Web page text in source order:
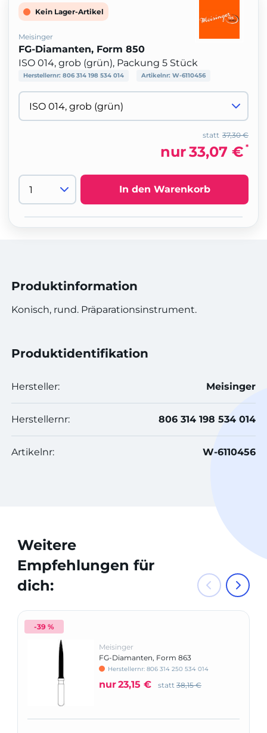
Kein Lager-Artikel
Meisinger
FG-Diamanten, Form 850
ISO 014, grob (grün), Packung 5 Stück
Herstellernr: 806 314 198 534 014 Artikelnr: W-6110456
37,30 €
statt
nur33,07 € *
In den Warenkorb
Produktinformation
Konisch, rund. Präparationsinstrument.
Produktidentifikation
Hersteller: Meisinger
Herstellernr: 806 314 198 534 014
Artikelnr: W-6110456
Weitere
Empfehlungen für
dich:
-39 %
Meisinger
FG-Diamanten, Form 863
Herstellernr: 806 314 250 534 014
nur23,15 € statt 38,15 €